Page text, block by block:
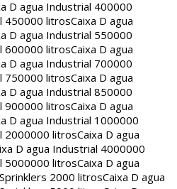
D agua Industrial 400000
450000 litrosCaixa D agua
D agua Industrial 550000
600000 litrosCaixa D agua
D agua Industrial 700000
750000 litrosCaixa D agua
D agua Industrial 850000
900000 litrosCaixa D agua
D agua Industrial 1000000
2000000 litrosCaixa D agua
D agua Industrial 4000000
5000000 litrosCaixa D agua
2000 litrosCaixa D agua